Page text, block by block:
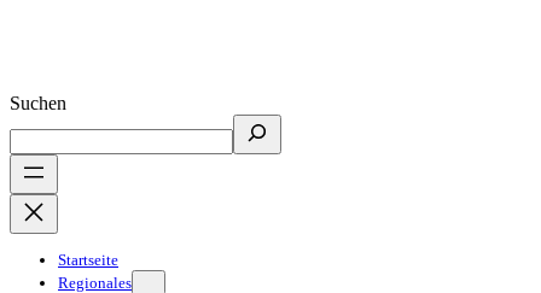
Suchen
Startseite
Regionales